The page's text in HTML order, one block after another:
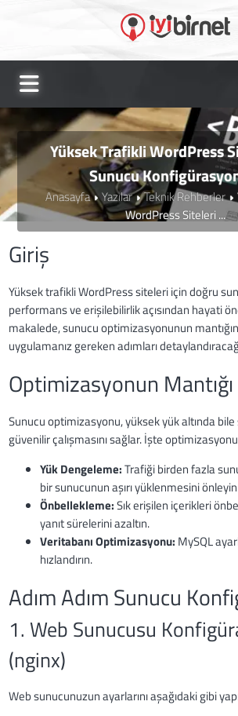
Yüksek Trafikli WordPress
Sunucu
Anasayfa Yazılar Teknik Rehberler
WordPress Siteleri ...
Giriş
Yüksek trafikli WordPress siteleri için doğru
performans ve erişilebilirlik açısından hayati
makalede, sunucu optimizasyonunun
uygulamanız gereken adımları
Optimizasyonun Mantığı
Sunucu optimizasyonu, yüksek yük altında bile
güvenilir çalışmasını sağlar. İşte
Yük Dengeleme:Trafiği birden fazla
bir sunucunun aşırı yüklenmesini
Önbellekleme:Sık erişilen içerikleri
yanıt sürelerini azaltın.
Veritabanı Optimizasyonu: MySQL
hızlandırın.
Adım Adım Sunucu
1. Web Sunucusu
(nginx)
Web sunucunuzun ayarlarını aşağıdaki gibi